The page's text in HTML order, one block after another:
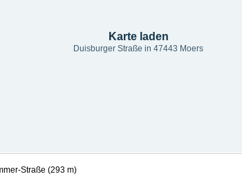
Karte laden
Duisburger Straße in 47443 Moers
Straße (293 m)